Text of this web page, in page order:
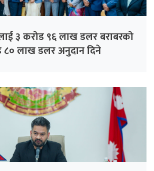
३ करोड ९६ लाख डलर बराबरको
८० लाख डलर अनुदान दिने